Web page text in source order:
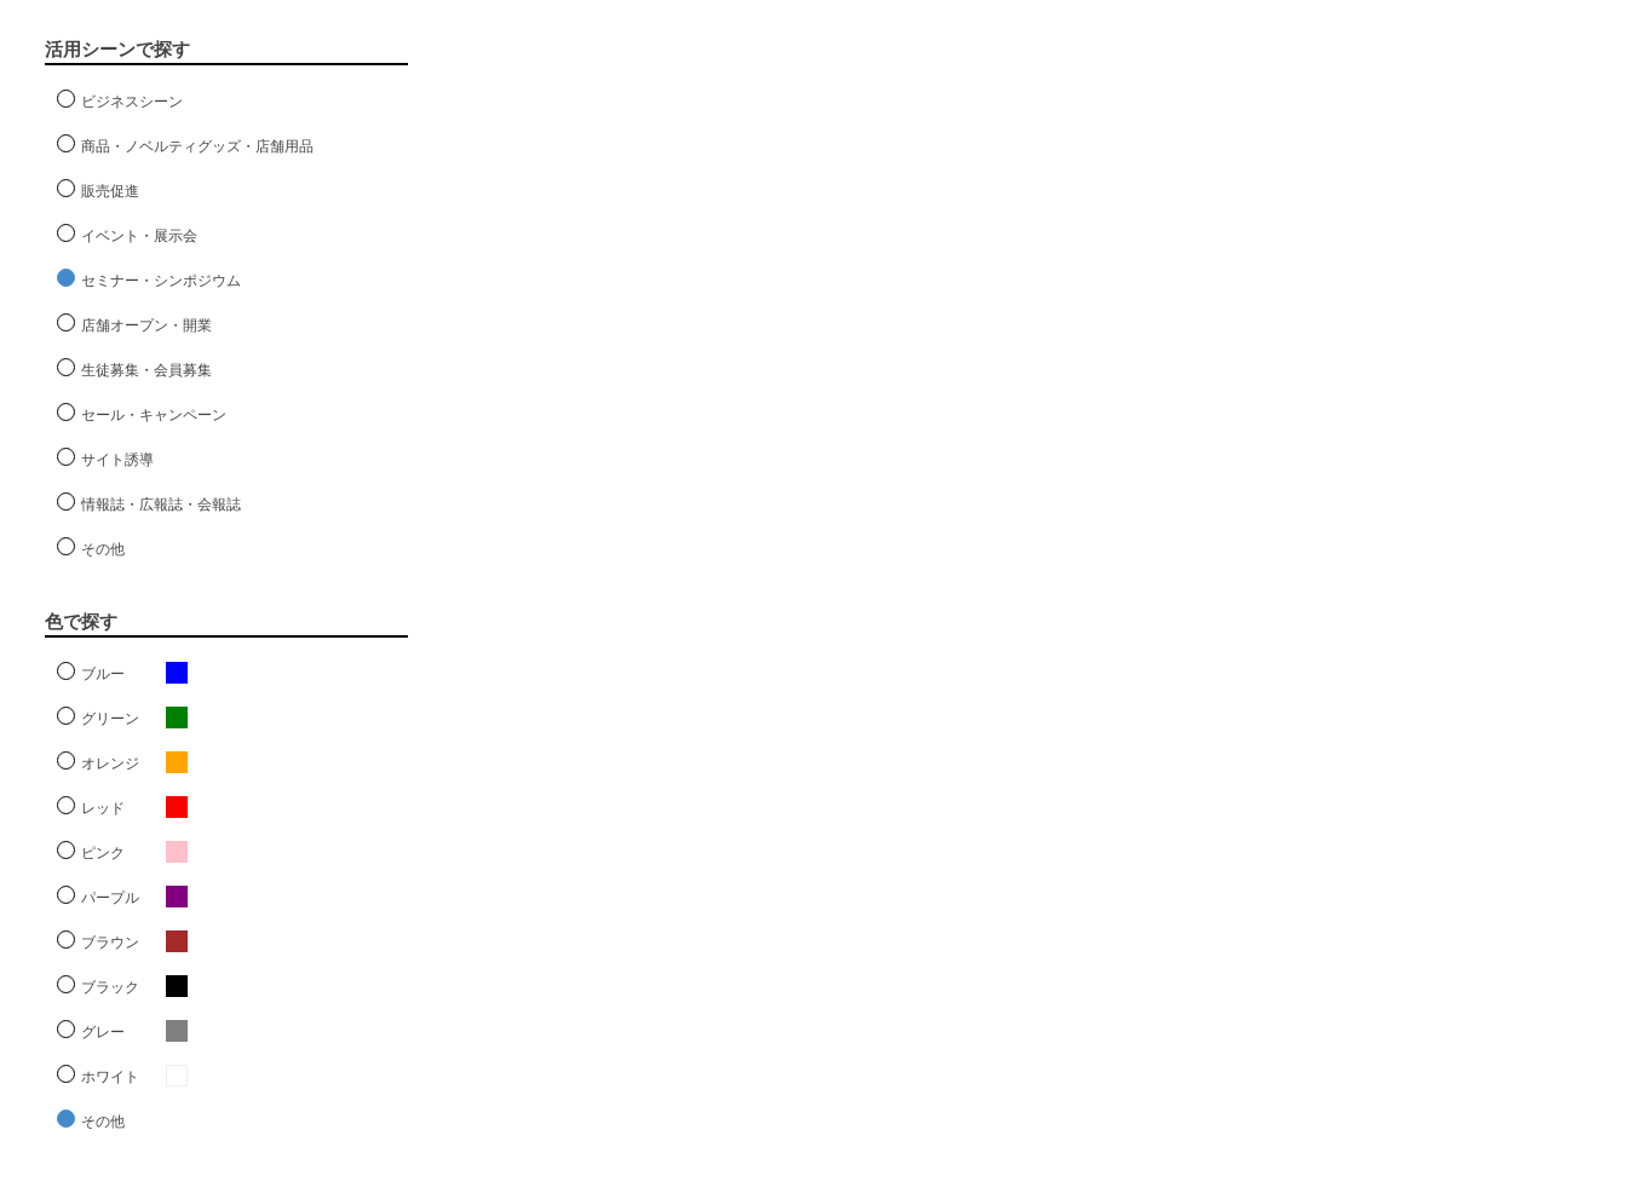
活用シーンで探す
ビジネスシーン
商品・ノベルティグッズ・店舗用品
販売促進
イベント・展示会
セミナー・シンポジウム
店舗オープン・開業
生徒募集・会員募集
セール・キャンペーン
サイト誘導
情報誌・広報誌・会報誌
その他
色で探す
ブルー
グリーン
オレンジ
レッド
ピンク
パープル
ブラウン
ブラック
グレー
ホワイト
その他